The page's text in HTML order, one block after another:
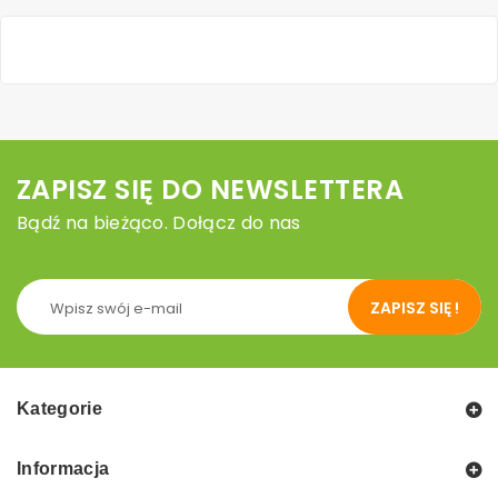
ZAPISZ SIĘ DO NEWSLETTERA
Bądź na bieżąco. Dołącz do nas
ZAPISZ SIĘ !
Kategorie
Informacja